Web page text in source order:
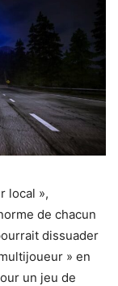
local »,
de chacun
dissuader
» en
un jeu de